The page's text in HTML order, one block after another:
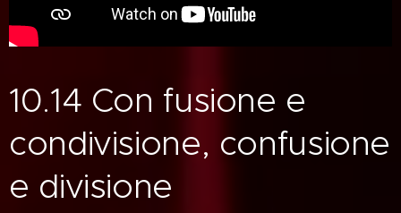
10.14 Con fusione e
condivisione, confusione
e divisione